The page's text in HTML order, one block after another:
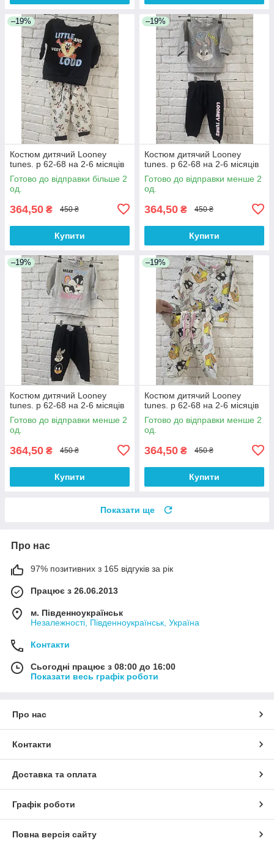
–19%
Костюм дитячий Looney
tunes. р 62-68 на 2-6 місяців
Готово до відправки більше 2
од.
364,50 ₴ 450 ₴
Купити
–19%
Костюм дитячий Looney
tunes. р 62-68 на 2-6 місяців
Готово до відправки менше 2
од.
364,50 ₴ 450 ₴
Купити
–19%
Костюм дитячий Looney
tunes. р 62-68 на 2-6 місяців
Готово до відправки менше 2
од.
364,50 ₴ 450 ₴
Купити
–19%
Костюм дитячий Looney
tunes. р 62-68 на 2-6 місяців
Готово до відправки менше 2
од.
364,50 ₴ 450 ₴
Купити
Показати ще
Про нас
97% позитивних з 165 відгуків за рік
Працює з 26.06.2013
м. Південноукраїнськ
Незалежності, Південноукраїнськ, Україна
Контакти
Сьогодні працює з 08:00 до 16:00
Показати весь графік роботи
Про нас
Контакти
Доставка та оплата
Графік роботи
Повна версія сайту